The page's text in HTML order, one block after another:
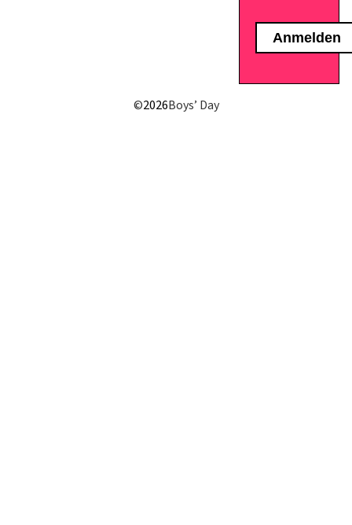
©2026Boys’ Day